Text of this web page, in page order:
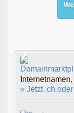
» Jetzt .ch